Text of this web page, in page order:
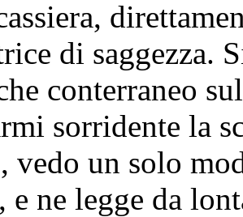
di saggezza.
conterraneo
sorridente la
vedo un solo
e ne legge da